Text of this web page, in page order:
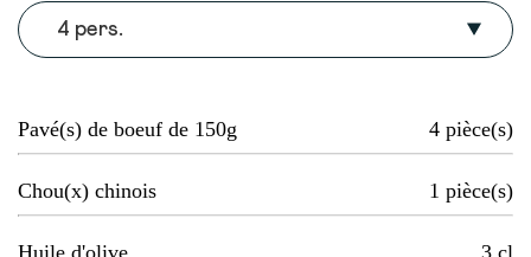
4 pers.
Pavé(s) de boeuf de 150g 4 pièce(s)
Chou(x) chinois 1 pièce(s)